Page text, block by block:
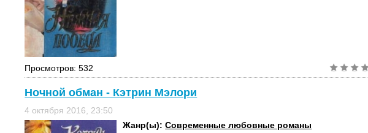
Просмотров: 532
Ночной обман - Кэтрин Мэлори
4 октября 2016, 23:50
Жанр(ы):Современные любовные романы